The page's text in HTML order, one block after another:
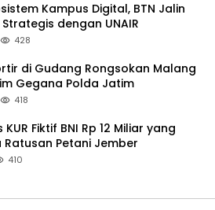
Kampus Digital, BTN Jalin
dengan UNAIR
428
di Gudang Rongsokan Malang
Gegana Polda Jatim
418
Fiktif BNI Rp 12 Miliar yang
Ratusan Petani Jember
410